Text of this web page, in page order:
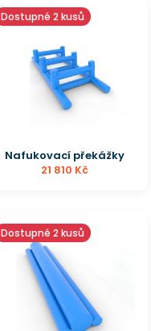
Dostupné 2 kusů
Nafukovací překážky
21 810 Kč
Dostupné 2 kusů